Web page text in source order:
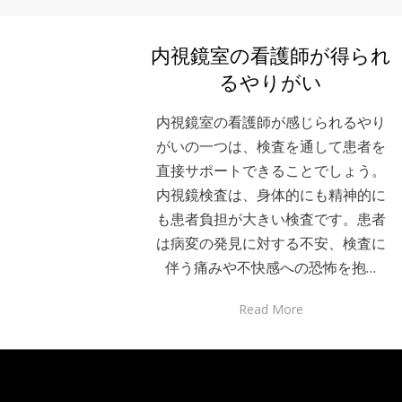
内視鏡室の看護師が得られ
るやりがい
内視鏡室の看護師が感じられるやり
がいの一つは、検査を通して患者を
直接サポートできることでしょう。
内視鏡検査は、身体的にも精神的に
も患者負担が大きい検査です。患者
は病変の発見に対する不安、検査に
伴う痛みや不快感への恐怖を抱…
Read More